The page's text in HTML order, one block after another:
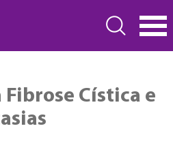
Cística e